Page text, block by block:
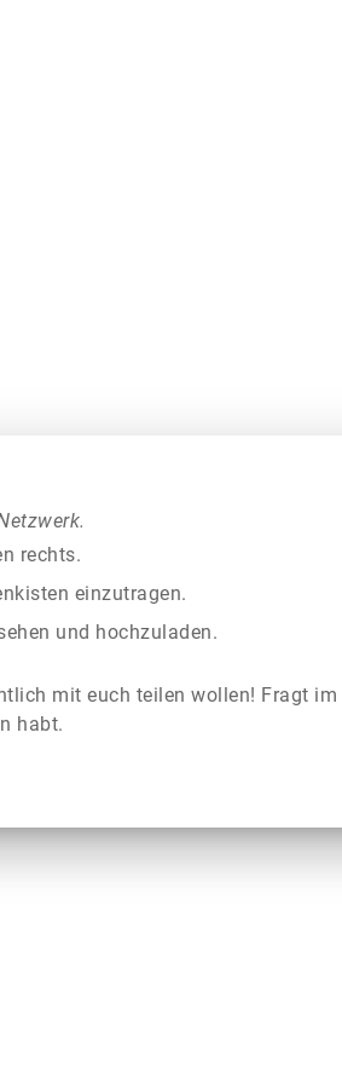
rechts.
einzutragen.
und hochzuladen.
mit euch teilen wollen! Fragt
habt.